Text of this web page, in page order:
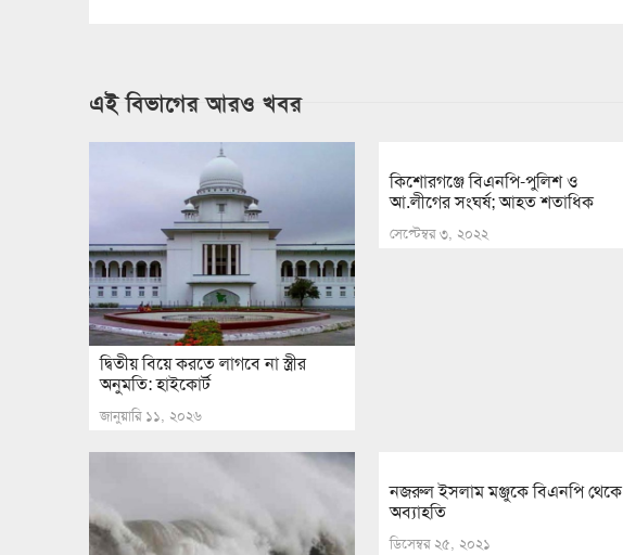
এই বিভাগের আরও খবর
দ্বিতীয় বিয়ে করতে লাগবে না স্ত্রীর
অনুমতি: হাইকোর্ট
জানুয়ারি ১১, ২০২৬
কিশোরগঞ্জে বিএনপি-পুলিশ ও
আ.লীগের সংঘর্ষ; আহত শতাধিক
সেপ্টেম্বর ৩, ২০২২
নজরুল ইসলাম মঞ্জুকে বিএনপি থেকে
অব্যাহতি
ডিসেম্বর ২৫, ২০২১